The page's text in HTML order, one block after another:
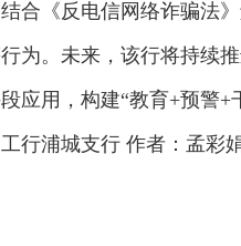
合《反电信网络诈骗法
为。未来，该行将持续
应用，构建“教育+预警
行浦城支行 作者：孟彩娟